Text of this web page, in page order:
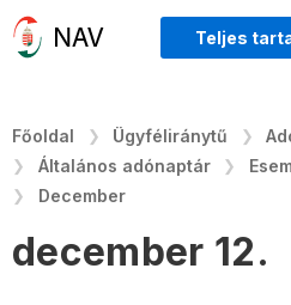
Teljes
Főoldal Ügyféliránytű
Általános adónaptár
December
december 12.